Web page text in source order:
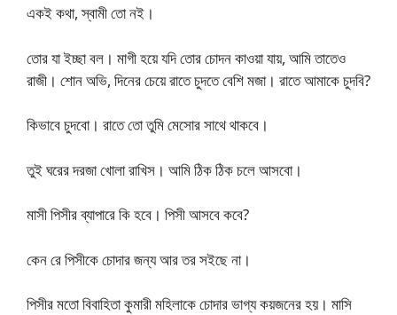
একই কথা, স্বামী তো নই।
তোর যা ইচ্ছা বল। মাগী হয়ে যদি তোর চোদন কাওয়া যায়, আমি তাতেও
রাজী। শোন অভি, দিনের চেয়ে রাতে চুদতে বেশি মজা। রাতে আমাকে চুদবি?
কিভাবে চুদবো। রাতে তো তুমি মেসোর সাথে থাকবে।
তুই ঘরের দরজা খোলা রাখিস। আমি ঠিক ঠিক চলে আসবো।
মাসী পিসীর ব্যাপারে কি হবে। পিসী আসবে কবে?
কেন রে পিসীকে চোদার জন্য আর তর সইছে না।
পিসীর মতো বিবাহিতা কুমারী মহিলাকে চোদার ভাগ্য কয়জনের হয়। মাসি